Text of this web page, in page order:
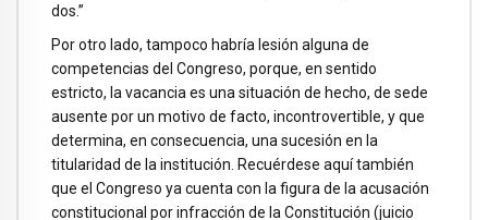
dos.”
Por otro lado, tampoco habría lesión alguna de
competencias del Congreso, porque, en sentido
estricto, la vacancia es una situación de hecho, de sede
ausente por un motivo de facto, incontrovertible, y que
determina, en consecuencia, una sucesión en la
titularidad de la institución. Recuérdese aquí también
que el Congreso ya cuenta con la figura de la acusación
constitucional por infracción de la Constitución (juicio